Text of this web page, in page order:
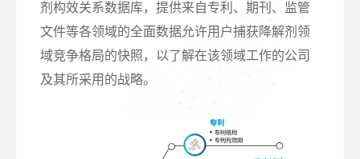
剂构效关系数据库，提供来自专利、期刊、监管
文件等各领域的全面数据允许用户捕获降解剂领
域竞争格局的快照，以了解在该领域工作的公司
及其所采用的战略。